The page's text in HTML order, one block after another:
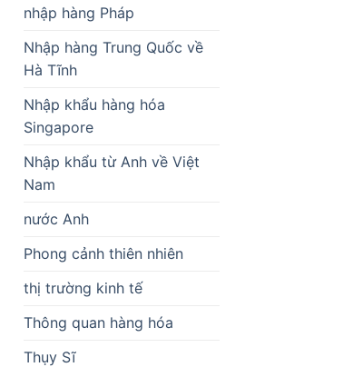
nhập hàng Pháp
Nhập hàng Trung Quốc về
Hà Tĩnh
Nhập khẩu hàng hóa
Singapore
Nhập khẩu từ Anh về Việt
Nam
nước Anh
Phong cảnh thiên nhiên
thị trường kinh tế
Thông quan hàng hóa
Thụy Sĩ